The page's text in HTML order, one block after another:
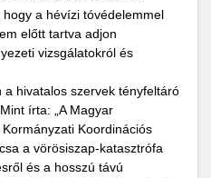
a hévízi tóvédelemmel
előtt tartva adjon
vizsgálatokról és
hivatalos szervek tényfeltáró
írta: „A Magyar
Koordinációs
a vörösiszap-katasztrófa
és a hosszú távú